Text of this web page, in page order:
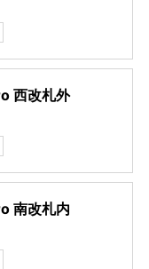
西改札外
南改札内